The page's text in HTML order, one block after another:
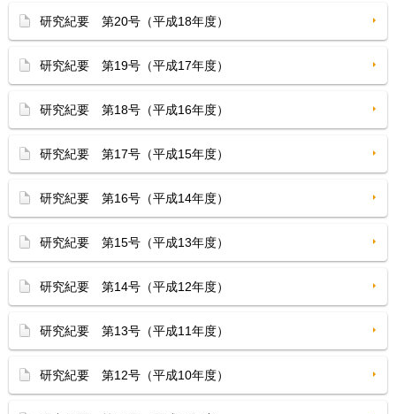
研究紀要 第20号（平成18年度）
研究紀要 第19号（平成17年度）
研究紀要 第18号（平成16年度）
研究紀要 第17号（平成15年度）
研究紀要 第16号（平成14年度）
研究紀要 第15号（平成13年度）
研究紀要 第14号（平成12年度）
研究紀要 第13号（平成11年度）
研究紀要 第12号（平成10年度）